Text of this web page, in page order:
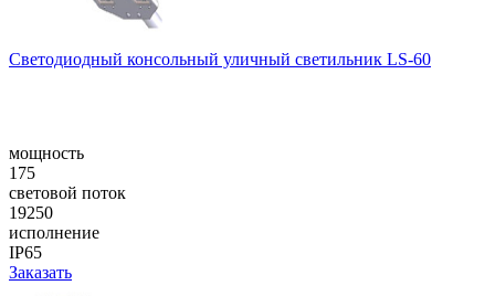
Cветодиодный консольный уличный cветильник LS-60
мощность
175
световой поток
19250
исполнение
IP65
Заказать